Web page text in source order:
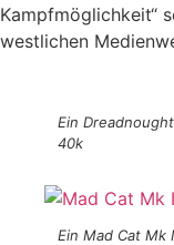
Kampfmöglichkeit“
westlichen
Ein
40k
Ein Mad Cat Mk